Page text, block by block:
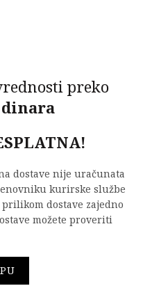
preko
dinara
dostave nije uračunata
kurirske službe
dostave zajedno
možete proveriti